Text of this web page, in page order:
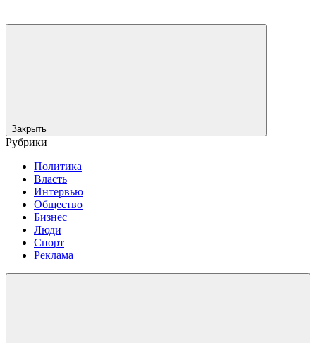
Закрыть
Рубрики
Политика
Власть
Интервью
Общество
Бизнес
Люди
Спорт
Реклама